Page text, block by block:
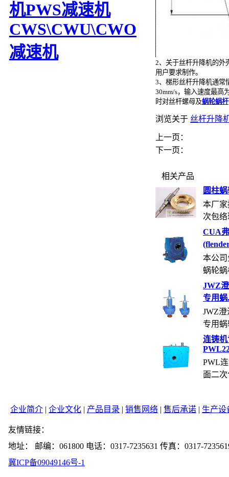
机PWS减速机
CWS\CWU\CWO
减速机
2、关于丝杆升降机的外
用户要求制作。
3、梯形丝杆升降机通常
30mm/s，输入速度最高
时对丝杆螺母及蜗轮蜗杆
浏览关于 丝杆升降
上一页：
下一页：
相关产品
圆柱
本厂
次包
CUA
本公
蜗轮
JWZ
专用蜗
JWZ
专用蜗
连铸
PWL
面二
企业简介 | 企业文化 | 产品目录 | 销售网络 | 售后承诺 | 生产设
友情链接：
地址： 邮编：061800 电话：0317-7235631 传真：0317-
冀ICP备09049146号-1